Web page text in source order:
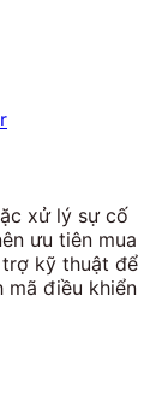
xử lý sự cố
ưu tiên mua
kỹ thuật để
mã điều khiển